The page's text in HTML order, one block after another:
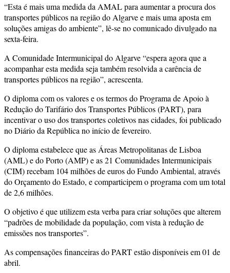
“Esta é mais uma medida da AMAL para aumentar a procura dos
transportes públicos na região do Algarve e mais uma aposta em
soluções amigas do ambiente”, lê-se no comunicado divulgado na
sexta-feira.
A Comunidade Intermunicipal do Algarve “espera agora que a
acompanhar esta medida seja também resolvida a carência de
transportes públicos na região”, acrescenta.
O diploma com os valores e os termos do Programa de Apoio à
Redução do Tarifário dos Transportes Públicos (PART), para
incentivar o uso dos transportes coletivos nas cidades, foi publicado
no Diário da República no início de fevereiro.
O diploma estabelece que as Áreas Metropolitanas de Lisboa
(AML) e do Porto (AMP) e as 21 Comunidades Intermunicipais
(CIM) recebam 104 milhões de euros do Fundo Ambiental, através
do Orçamento do Estado, e comparticipem o programa com um total
de 2,6 milhões.
O objetivo é que utilizem esta verba para criar soluções que alterem
“padrões de mobilidade da população, com vista à redução de
emissões nos transportes”.
As compensações financeiras do PART estão disponíveis em 01 de
abril.